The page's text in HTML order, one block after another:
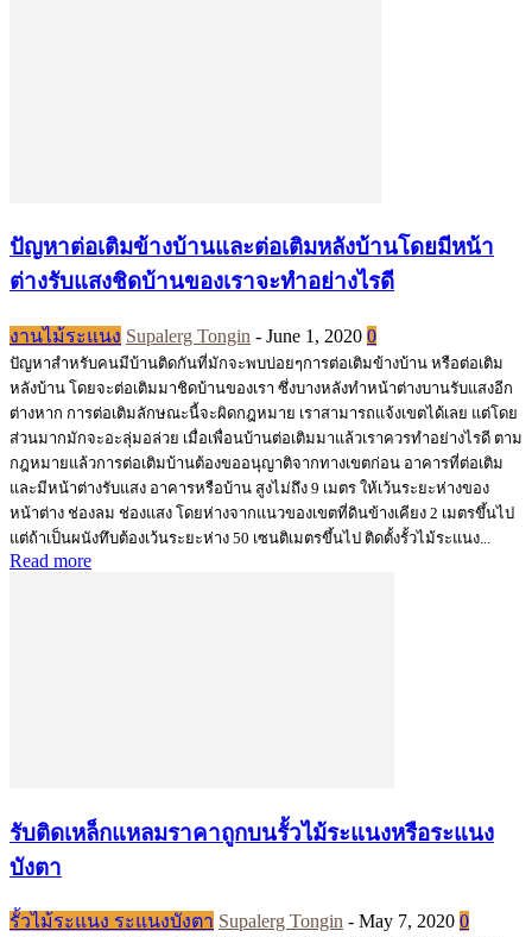
ปัญหาต่อเติมข้างบ้านและต่อเติมหลังบ้านโดยมีหน้า
ต่างรับแสงชิดบ้านของเราจะทำอย่างไรดี
งานไม้ระแนง Supalerg Tongin - June 1, 2020 0
ปัญหาสำหรับคนมีบ้านติดกันที่มักจะพบบ่อยๆการต่อเติมข้างบ้าน หรือต่อเติม
หลังบ้าน โดยจะต่อเติมมาชิดบ้านของเรา ซึ่งบางหลังทำหน้าต่างบานรับแสงอีก
ต่างหาก การต่อเติมลักษณะนี้จะผิดกฎหมาย เราสามารถแจ้งเขตได้เลย แต่โดย
ส่วนมากมักจะอะลุ่มอล่วย เมื่อเพื่อนบ้านต่อเติมมาแล้วเราควรทำอย่างไรดี ตาม
กฎหมายแล้วการต่อเติมบ้านต้องขออนุญาติจากทางเขตก่อน อาคารที่ต่อเติม
และมีหน้าต่างรับแสง อาคารหรือบ้าน สูงไม่ถึง 9 เมตร ให้เว้นระยะห่างของ
หน้าต่าง ช่องลม ช่องแสง โดยห่างจากแนวของเขตที่ดินข้างเคียง 2 เมตรขึ้นไป
แต่ถ้าเป็นผนังทึบต้องเว้นระยะห่าง 50 เซนติเมตรขึ้นไป ติดตั้งรั้วไม้ระแนง...
Read more
รับติดเหล็กแหลมราคาถูกบนรั้วไม้ระแนงหรือระแนง
บังตา
รั้วไม้ระแนง ระแนงบังตา Supalerg Tongin - May 7, 2020 0